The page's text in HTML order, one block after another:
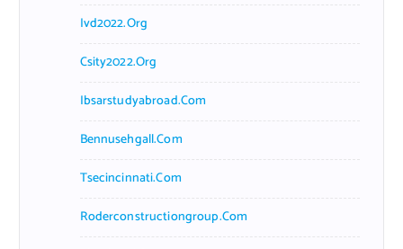
Ivd2022.org
Csity2022.org
Ibsarstudyabroad.com
Bennusehgall.com
Tsecincinnati.com
Roderconstructiongroup.com